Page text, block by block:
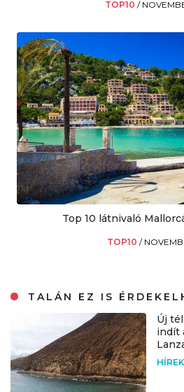
TOP10 /
Top 10 látnivaló
TOP10 /
TALÁN EZ IS
Új
indít
HÍREK